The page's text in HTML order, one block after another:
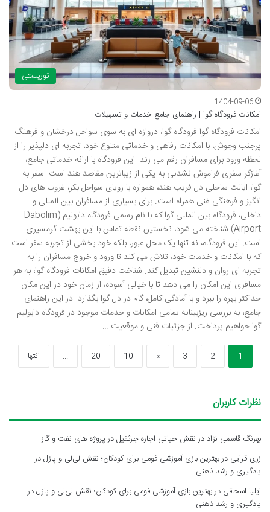
توریستی
1404-09-06
امکانات فرودگاه گوا | راهنمای جامع خدمات و تسهیلات
امکانات فرودگاه گوا فرودگاه گوا، دروازه ای به سوی سواحل درخشان و فرهنگ
پرجنب وجوش، با امکانات رفاهی و خدماتی متنوع خود، تجربه ای دلپذیر را از
لحظه ورود برای مسافران رقم می زند. این فرودگاه با ارائه خدماتی جامع،
آغازگر سفری فراموش نشدنی به یکی از زیباترین مقاصد هند است. سفر به
گوا، ایالت ساحلی دل فریب هند، همواره با رویای سواحل بکر، غروب های دل
انگیز و فرهنگی غنی همراه است. برای بسیاری از مسافران بین المللی و
داخلی، فرودگاه بین المللی گوا که با نام رسمی فرودگاه دابولیم (Dabolim
Airport) شناخته می شود، نخستین نقطه تماس با این بهشت گرمسیری
است. این فرودگاه، نه تنها یک محل عبور، بلکه خود بخشی از تجربه سفر است
که با امکانات و خدمات خود، تلاش می کند تا ورود و خروج مسافران را به
تجربه ای روان و دلنشین تبدیل کند. شناخت دقیق امکانات فرودگاه گوا، به هر
مسافری این امکان را می دهد تا با خیالی آسوده، از زمان خود در این مکان
حداکثر بهره را ببرد و با آمادگی کامل، گام در دل گوا بگذارد. در این راهنمای
جامع، به بررسی ریزبینانه تمامی امکانات و خدمات موجود در فرودگاه دابولیم
گوا خواهیم پرداخت. از جزئیات فنی و موقعیت …
1
2
3
»
10
20
... انتها
نظرات کاربران
بهرنگ قاسمی نژاد درنقش حیاتی اجاره جرثقیل در پروژه های نفت و گاز
زری قرایی دربهترین بازی آموزشی فومی برای کودکان؛ نقش لی‌لی و پازل در
یادگیری و رشد ذهنی
ایلیا اسحاقی دربهترین بازی آموزشی فومی برای کودکان؛ نقش لی‌لی و پازل در
یادگیری و رشد ذهنی